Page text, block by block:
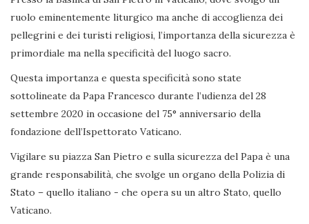
ruolo eminentemente liturgico ma anche di accoglienza dei
pellegrini e dei turisti religiosi, l’importanza della sicurezza è
primordiale ma nella specificità del luogo sacro.
Questa importanza e questa specificità sono state
sottolineate da Papa Francesco durante l’udienza del 28
settembre 2020 in occasione del 75° anniversario della
fondazione dell’Ispettorato Vaticano.
Vigilare su piazza San Pietro e sulla sicurezza del Papa è una
grande responsabilità, che svolge un organo della Polizia di
Stato – quello italiano - che opera su un altro Stato, quello
Vaticano.